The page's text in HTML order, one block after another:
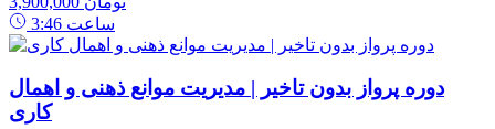
3:46 ساعت
دوره پرواز بدون تاخیر | مدیریت موانع ذهنی و اهمال
کاری